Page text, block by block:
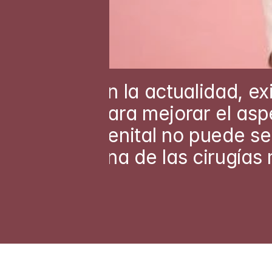
En la actualidad,
para mejorar el
genital no puede
una de las